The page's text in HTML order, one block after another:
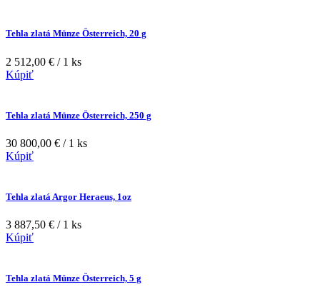
Tehla zlatá Münze Österreich, 20 g
2 512,00 € / 1 ks
Kúpiť
Tehla zlatá Münze Österreich, 250 g
30 800,00 € / 1 ks
Kúpiť
Tehla zlatá Argor Heraeus, 1oz
3 887,50 € / 1 ks
Kúpiť
Tehla zlatá Münze Österreich, 5 g